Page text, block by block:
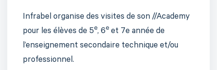
Infrabel organise des visites de son //Academy
pour les élèves de 5e, 6e et 7e année de
l’enseignement secondaire technique et/ou
professionnel.